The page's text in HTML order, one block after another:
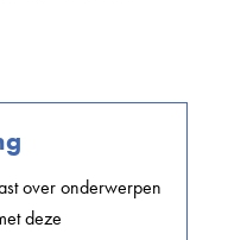
over onderwerpen
deze